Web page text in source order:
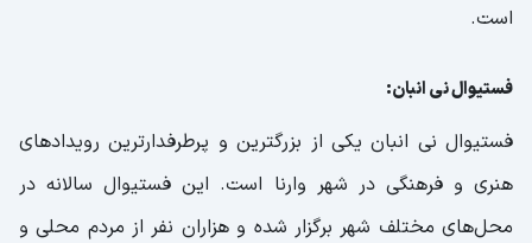
است.
فستیوال نی انبان:
فستیوال نی انبان یکی از بزرگترین و پرطرفدارترین رویدادهای
هنری و فرهنگی در شهر وارنا است. این فستیوال سالانه در
محل‌های مختلف شهر برگزار شده و هزاران نفر از مردم محلی و